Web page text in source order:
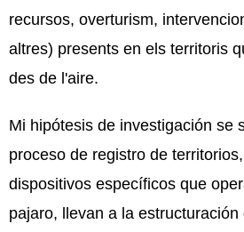
recursos, overturism,
altres) presents en els territoris
des de l'aire.
Mi hipótesis de investigación se
proceso de registro de
dispositivos específicos que
pajaro, llevan a la